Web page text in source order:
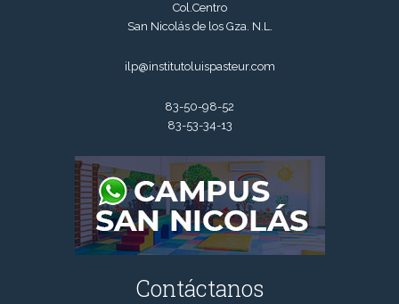
Col.Centro
San Nicolás de los Gza. N.L.
ilp@institutoluispasteur.com
83-50-98-52
83-53-34-13
Contáctanos